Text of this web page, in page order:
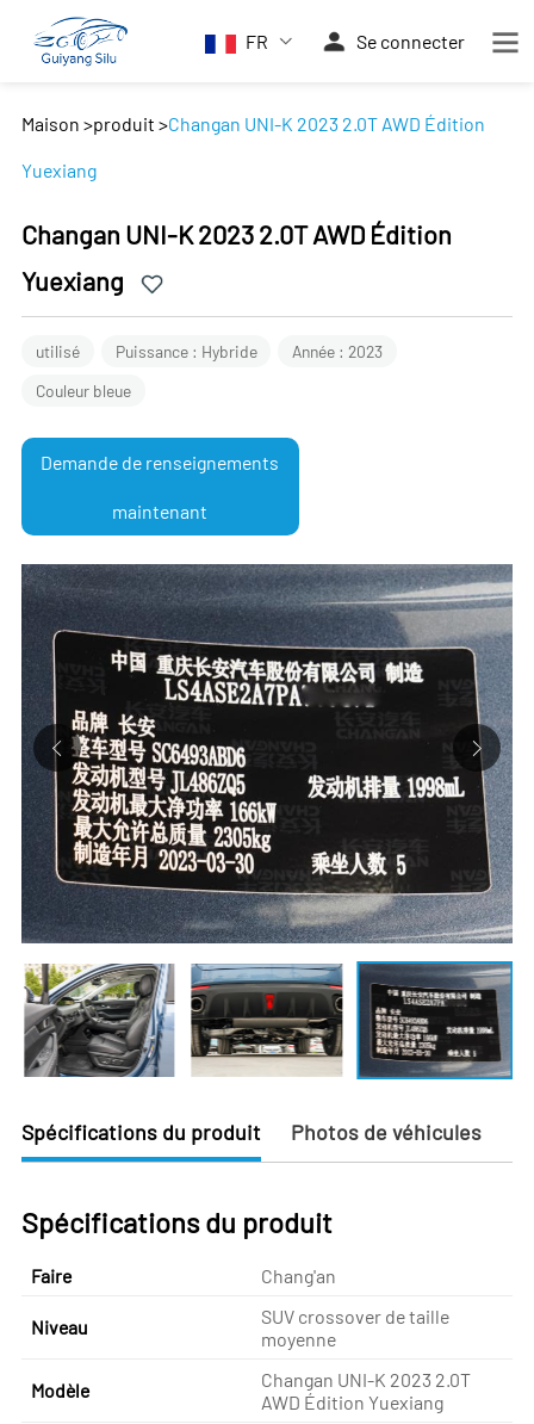
FR Se connecter
Maison >produit >Changan UNI-K 2023 2.0T AWD Édition
Yuexiang
Changan UNI-K 2023 2.0T AWD Édition
Yuexiang
utilisé Puissance : Hybride
Année : 2023
Couleur bleue
Demande de renseignements
maintenant
Spécifications du produit Photos de véhicules
Spécifications du produit
Faire Chang'an
Niveau
SUV crossover de taille
moyenne
Modèle
Changan UNI-K 2023 2.0T
AWD Édition Yuexiang